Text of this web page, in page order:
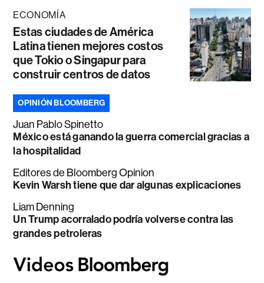
ECONOMÍA
Estas ciudades de América
Latina tienen mejores costos
que Tokio o Singapur para
construir centros de datos
OPINIÓN BLOOMBERG
Juan Pablo Spinetto
México está ganando la guerra comercial gracias a
la hospitalidad
Editores de Bloomberg Opinion
Kevin Warsh tiene que dar algunas explicaciones
Liam Denning
Un Trump acorralado podría volverse contra las
grandes petroleras